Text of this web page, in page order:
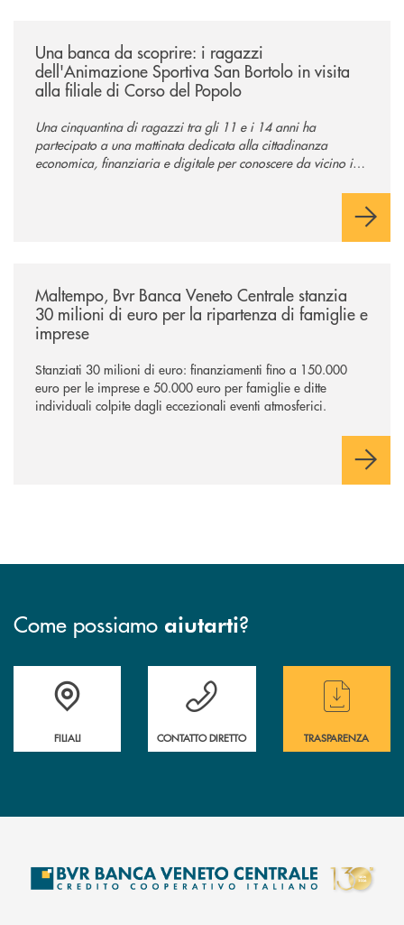
Una banca da scoprire: i ragazzi
dell'Animazione Sportiva San Bortolo in visita
alla filiale di Corso del Popolo
Una cinquantina di ragazzi tra gli 11 e i 14 anni ha
partecipato a una mattinata dedicata alla cittadinanza
economica, finanziaria e digitale per conoscere da vicino il
Maltempo, Bvr Banca Veneto Centrale stanzia
30 milioni di euro per la ripartenza di famiglie e
imprese
Stanziati 30 milioni di euro: finanziamenti fino a 150.000
euro per le imprese e 50.000 euro per famiglie e ditte
individuali colpite dagli eccezionali eventi atmosferici.
Come possiamo aiutarti?
Trova la filiale più vicina a te
FILIALI
Hai bisogno di assistenza immediata ?
CONTATTO DIRETTO
Hai bisogno di
TRASPARENZA